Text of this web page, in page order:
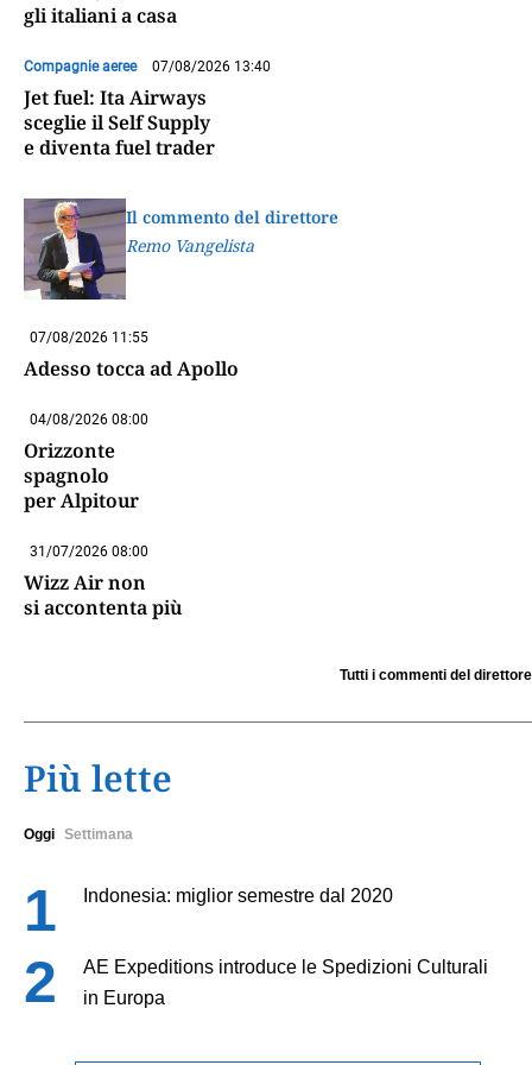
gli italiani a casa
Compagnie aeree 07/08/2026 13:40
Jet fuel: Ita Airways
sceglie il Self Supply
e diventa fuel trader
Il commento del direttore
Remo Vangelista
07/08/2026 11:55
Adesso tocca ad Apollo
04/08/2026 08:00
Orizzonte
spagnolo
per Alpitour
31/07/2026 08:00
Wizz Air non
si accontenta più
Tutti i commenti del direttore
Più lette
Oggi Settimana
Indonesia: miglior semestre dal 2020
AE Expeditions introduce le Spedizioni Culturali
in Europa